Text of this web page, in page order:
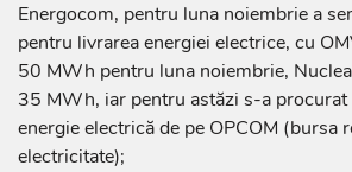
Energocom, pentru luna noiembrie a
pentru livrarea energiei electrice, cu
50 MWh pentru luna noiembrie,
35 MWh, iar pentru astăzi s-a
energie electrică de pe OPCOM (bursa
electricitate);